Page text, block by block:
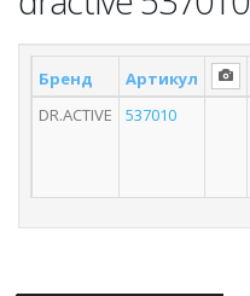
Бренд Артикул
DR.ACTIVE
537010